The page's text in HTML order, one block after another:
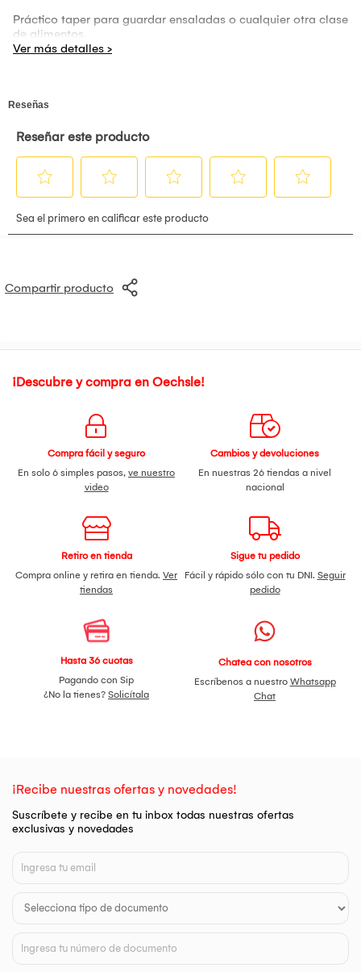
Práctico taper para guardar ensaladas o cualquier otra clase
de alimentos.
Compartir producto
¡Descubre y compra en Oechsle!
Compra fácil y seguro
En solo 6 simples pasos, ve nuestro
video
Cambios y devoluciones
En nuestras 26 tiendas a nivel
nacional
Retiro en tienda
Compra online y retira en tienda. Ver
tiendas
Sigue tu pedido
Fácil y rápido sólo con tu DNI. Seguir
pedido
Hasta 36 cuotas
Pagando con Sip
¿No la tienes? Solicítala
Chatea con nosotros
Escríbenos a nuestro Whatsapp
Chat
¡Recibe nuestras ofertas y novedades!
Suscríbete y recibe en tu inbox todas nuestras ofertas
exclusivas y novedades